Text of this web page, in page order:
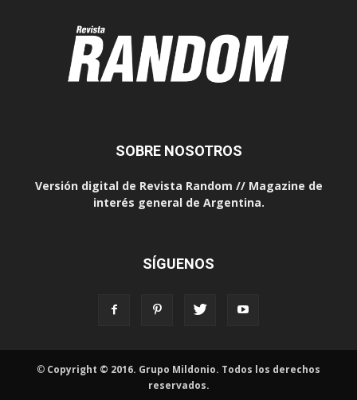
SOBRE NOSOTROS
Versión digital de Revista Random // Magazine de
interés general de Argentina.
SÍGUENOS
© Copyright © 2016. Grupo Mildonio. Todos los derechos
reservados.